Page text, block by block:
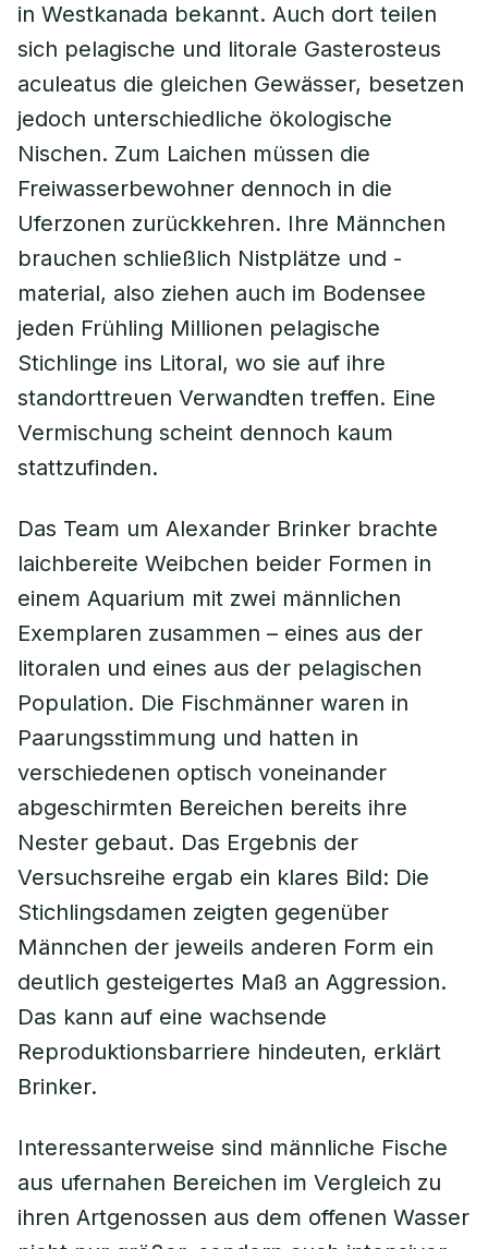
in Westkanada bekannt. Auch dort teilen
sich pelagische und litorale Gasterosteus
aculeatus die gleichen Gewässer, besetzen
jedoch unterschiedliche ökologische
Nischen. Zum Laichen müssen die
Freiwasserbewohner dennoch in die
Uferzonen zurückkehren. Ihre Männchen
brauchen schließlich Nistplätze und -
material, also ziehen auch im Bodensee
jeden Frühling Millionen pelagische
Stichlinge ins Litoral, wo sie auf ihre
standorttreuen Verwandten treffen. Eine
Vermischung scheint dennoch kaum
stattzufinden.
Das Team um Alexander Brinker brachte
laichbereite Weibchen beider Formen in
einem Aquarium mit zwei männlichen
Exemplaren zusammen – eines aus der
litoralen und eines aus der pelagischen
Population. Die Fischmänner waren in
Paarungsstimmung und hatten in
verschiedenen optisch voneinander
abgeschirmten Bereichen bereits ihre
Nester gebaut. Das Ergebnis der
Versuchsreihe ergab ein klares Bild: Die
Stichlingsdamen zeigten gegenüber
Männchen der jeweils anderen Form ein
deutlich gesteigertes Maß an Aggression.
Das kann auf eine wachsende
Reproduktionsbarriere hindeuten, erklärt
Brinker.
Interessanterweise sind männliche Fische
aus ufernahen Bereichen im Vergleich zu
ihren Artgenossen aus dem offenen Wasser